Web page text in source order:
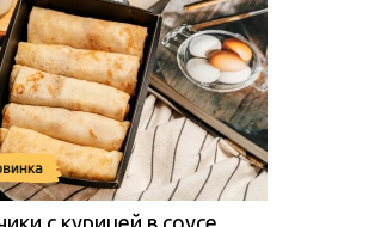
с курицей в соусе